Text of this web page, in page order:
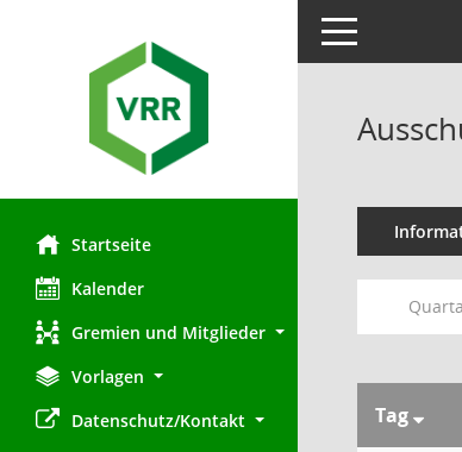
Startseite
Kalender
Gremien und Mitglieder
Vorlagen
Datenschutz/Kontakt
Toggle navigation
Tag